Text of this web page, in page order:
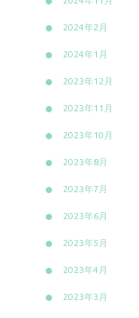
2024年2月
2024年1月
2023年12月
2023年11月
2023年10月
2023年8月
2023年7月
2023年6月
2023年5月
2023年4月
2023年3月